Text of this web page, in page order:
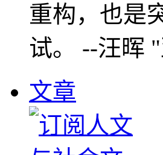
重构，也是
试。 --汪晖
文章